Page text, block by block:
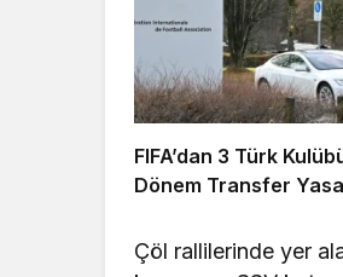
FIFA’dan 3 Türk
Dönem Transfer
Çöl rallilerinde yer